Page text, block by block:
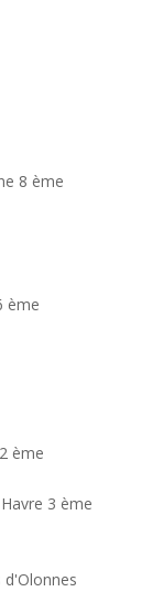
8 ème
ème
ème
3 ème
d'Olonnes